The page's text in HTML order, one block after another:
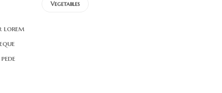
lorem
Vegetables